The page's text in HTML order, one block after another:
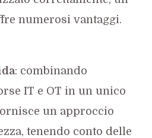
numerosi vantaggi.
: combinando
IT e OT in un unico
un approccio
tenendo conto delle